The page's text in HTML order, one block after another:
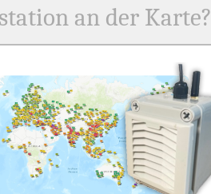
an der Karte?